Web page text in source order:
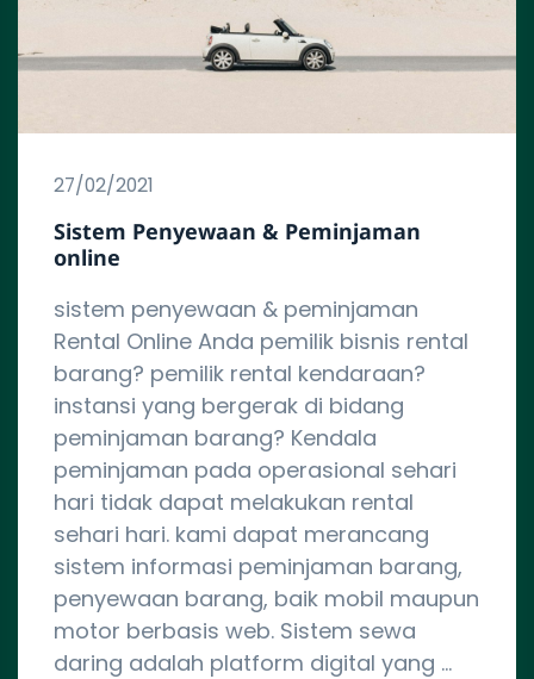
27/02/2021
Sistem Penyewaan & Peminjaman
online
sistem penyewaan & peminjaman
Rental Online Anda pemilik bisnis rental
barang? pemilik rental kendaraan?
instansi yang bergerak di bidang
peminjaman barang? Kendala
peminjaman pada operasional sehari
hari tidak dapat melakukan rental
sehari hari. kami dapat merancang
sistem informasi peminjaman barang,
penyewaan barang, baik mobil maupun
motor berbasis web. Sistem sewa
daring adalah platform digital yang …